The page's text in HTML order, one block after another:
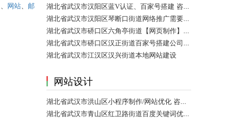
、 网站、 邮
湖北省武汉市汉阳区蓝V认证、百家号搭建 咨询服务
湖北省武汉市汉阳区琴断口街道网络推广需要多少钱？
湖北省武汉市硚口区六角亭街道【网页制作】网站维护
湖北省武汉市硚口区汉正街道百家号搭建公司【网站建设一条龙】
湖北省武汉市江汉区汉兴街道本地网站建设
网站设计
湖北省武汉市洪山区小程序制作/网站优化 咨询服务
湖北省武汉市青山区红卫路街道百度关键词优化排名、搜索推广 咨询服务